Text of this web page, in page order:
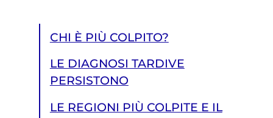
CHI È PIÙ COLPITO?
LE DIAGNOSI TARDIVE
PERSISTONO
LE REGIONI PIÙ COLPITE E IL